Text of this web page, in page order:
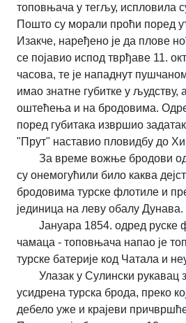
топовњача у тегљу, испловила
Пошто су морали проћи поред
Изакче, наређено је да плове
се појавио испод тврђаве 11.
часова, те је нападнут
имао знатне губитке у људству,
оштећења и на бродовима.
поред губитака извршио
"Прут" наставио пловидбу до
За време вожње бродови
су онемогућили било каква
бродовима турске флотиле и
јединица на леву обалу Дунава.
Јануара 1854. одред руске
чамаца - топовњача напао је
турске батерије код Чатала и
Улазак у Сулински рукавац
усидрена турска брода, преко
дебело уже и крајеви